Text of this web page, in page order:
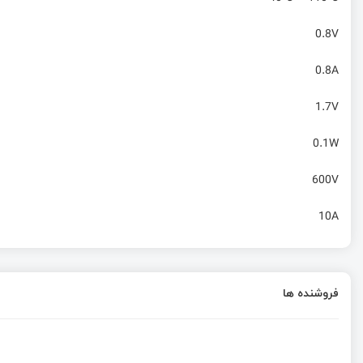
0.8V
0.8A
1.7V
0.1W
600V
10A
فروشنده ها